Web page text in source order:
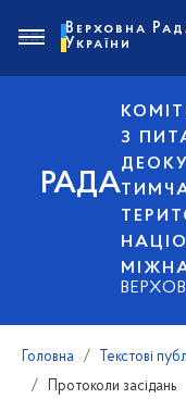
РАДА
З
Верховна
України
Головна Текстові
Протоколи засідань